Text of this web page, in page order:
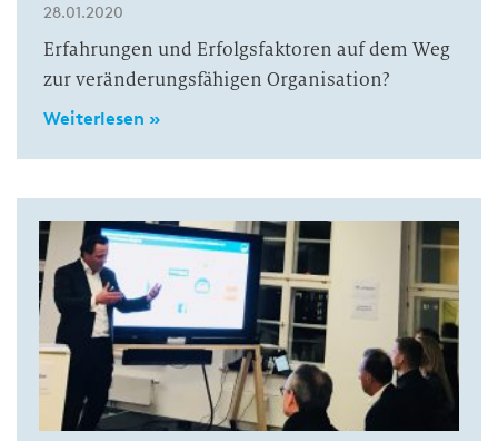
28.01.2020
Erfahrungen und Erfolgsfaktoren auf dem Weg
zur veränderungsfähigen Organisation?
Weiterlesen »